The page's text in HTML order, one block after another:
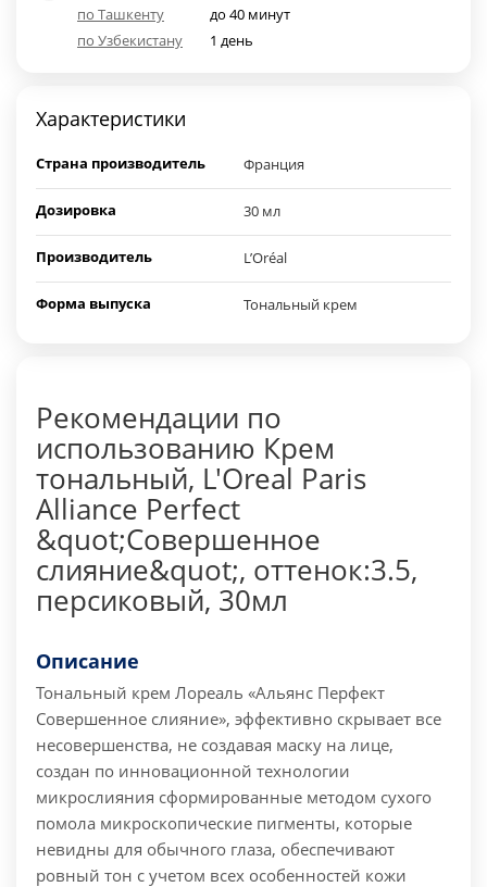
по Ташкенту
до 40 минут
по Узбекистану
1 день
Характеристики
Страна производитель Франция
Дозировка 30 мл
Производитель L’Oréal
Форма выпуска Тональный крем
Рекомендации по
использованию Крем
тональный, L'Oreal Paris
Alliance Perfect
&quot;Совершенное
слияние&quot;, оттенок:3.5,
персиковый, 30мл
Описание
Тональный крем Лореаль «Альянс Перфект
Совершенное слияние», эффективно скрывает все
несовершенства, не создавая маску на лице,
создан по инновационной технологии
микрослияния сформированные методом сухого
помола микроскопические пигменты, которые
невидны для обычного глаза, обеспечивают
ровный тон с учетом всех особенностей кожи